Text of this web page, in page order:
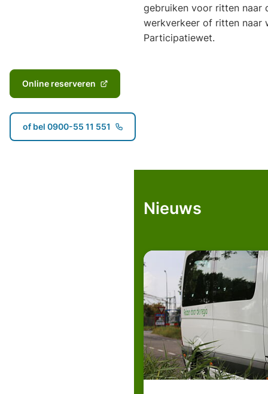
gebruiken voor ritten naar
werkverkeer of ritten naar
Participatiewet.
Online reserveren
(Verwijst
een
externe
website)
of bel 0900-55 11 551
(Verwijst
Nieuws